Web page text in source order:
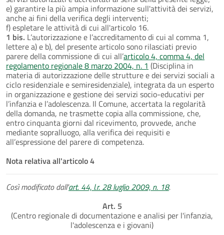
e) garantire la più ampia informazione sull'attività dei servizi,
anche ai fini della verifica degli interventi;
f) espletare le attività di cui all'articolo 16.
1 bis. L’autorizzazione e l’accreditamento di cui al comma 1,
lettere a) e b), del presente articolo sono rilasciati previo
parere della commissione di cui all’articolo 4, comma 4, del
regolamento regionale 8 marzo 2004, n. 1 (Disciplina in
materia di autorizzazione delle strutture e dei servizi sociali a
ciclo residenziale e semiresidenziale), integrata da un esperto
in organizzazione e gestione dei servizi socio-educativi per
l’infanzia e l’adolescenza. Il Comune, accertata la regolarità
della domanda, ne trasmette copia alla commissione, che,
entro cinquanta giorni dal ricevimento, provvede, anche
mediante sopralluogo, alla verifica dei requisiti e
all’espressione del parere di competenza.
Nota relativa all'articolo 4
Così modificato dall'art. 44, l.r. 28 luglio 2009, n. 18.
Art. 5
(Centro regionale di documentazione e analisi per l'infanzia,
l'adolescenza e i giovani)